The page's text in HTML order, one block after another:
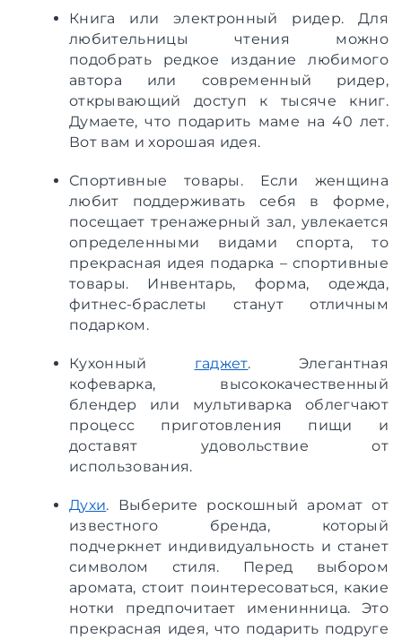
Книга или электронный ридер. Для
любительницы чтения можно
подобрать редкое издание любимого
автора или современный ридер,
открывающий доступ к тысяче книг.
Думаете, что подарить маме на 40 лет.
Вот вам и хорошая идея.
Спортивные товары. Если женщина
любит поддерживать себя в форме,
посещает тренажерный зал, увлекается
определенными видами спорта, то
прекрасная идея подарка – спортивные
товары. Инвентарь, форма, одежда,
фитнес-браслеты станут отличным
подарком.
Кухонный гаджет. Элегантная
кофеварка, высококачественный
блендер или мультиварка облегчают
процесс приготовления пищи и
доставят удовольствие от
использования.
Духи. Выберите роскошный аромат от
известного бренда, который
подчеркнет индивидуальность и станет
символом стиля. Перед выбором
аромата, стоит поинтересоваться, какие
нотки предпочитает именинница. Это
прекрасная идея, что подарить подруге